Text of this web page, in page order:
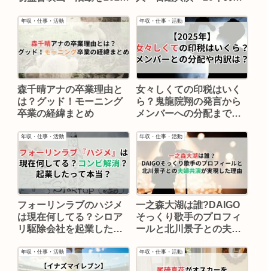
年収・仕事・活動
森千晴アナの卒業理由と
は？グッド！モーニング
卒業の経緯まとめ
年収・仕事・活動
女々しくての印税はいく
ら？鬼龍院翔の発言から
メンバーへの分配まで解
年収・仕事・活動
フォーリンラブのハジメ
は現在何してる？シロア
リ駆除会社を起業した理
年収・仕事・活動
一之森大湖は誰?DAIGO
そっくり歌手のプロフィ
ールと北川景子との夫婦
年収・仕事・活動 年収・仕事・活動